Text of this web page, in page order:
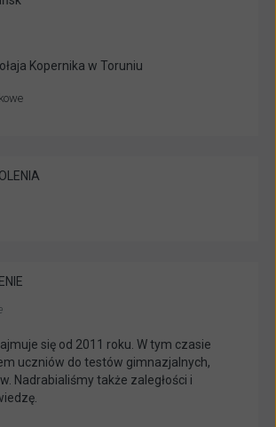
Kopernika w Toruniu
się od 2011 roku. W tym czasie
uczniów do testów gimnazjalnych,
Nadrabialiśmy także zaległości i